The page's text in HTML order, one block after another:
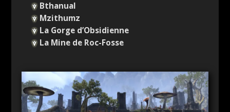
Bthanual
Mzithumz
La Gorge d’Obsidienne
La Mine de Roc-Fosse